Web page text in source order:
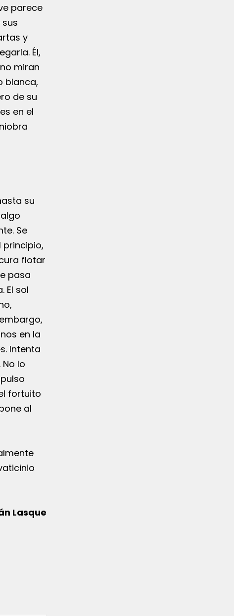
parece
y
Él,
miran
blanca,
de su
en el
su
Se
principio,
flotar
pasa
El sol
en la
Intenta
lo
fortuito
al
Lasque